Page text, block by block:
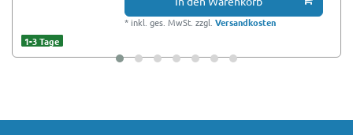
* inkl. ges. MwSt. zzgl.Versandkosten
1-3 Tage